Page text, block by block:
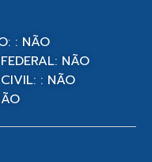
: NÃO
NÃO
: NÃO